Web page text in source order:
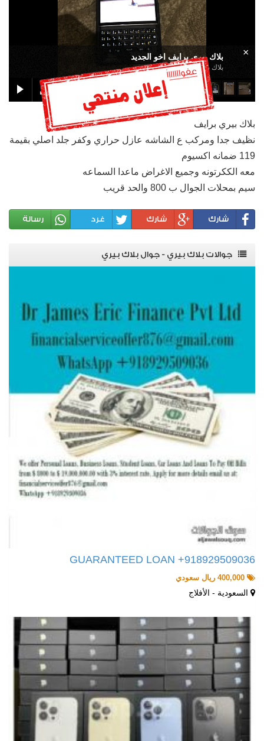
بلاك بيري برايف اخو الجديد
بلاك بيري برايف اخو الجديد
×
بلاك بيري برايف
نظيف جدا ومركب ع الشاشه عازل حراري وكفر جلد اصلي بقيمة
119 ضمانه اكسيوم
معه الككرتونه وجميع الاغراض ماعدا السماعه
سيم بمحلات الجوال ب 800 والحد قريب
شارك شارك غرد رسالة
جوالات بلاك بيري - جوال بلاك بيري
GUARANTEED LOAN +918929509036
السعودية - الأفلاج